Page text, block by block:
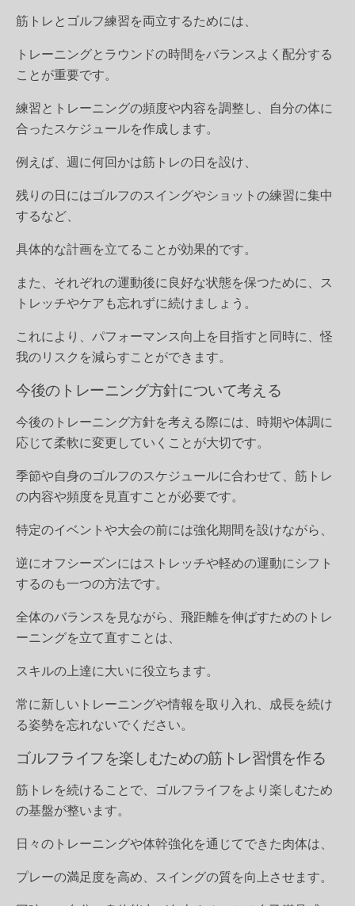
筋トレとゴルフ練習を両立するためには、
トレーニングとラウンドの時間をバランスよく配分する
ことが重要です。
練習とトレーニングの頻度や内容を調整し、自分の体に
合ったスケジュールを作成します。
例えば、週に何回かは筋トレの日を設け、
残りの日にはゴルフのスイングやショットの練習に集中
するなど、
具体的な計画を立てることが効果的です。
また、それぞれの運動後に良好な状態を保つために、ス
トレッチやケアも忘れずに続けましょう。
これにより、パフォーマンス向上を目指すと同時に、怪
我のリスクを減らすことができます。
今後のトレーニング方針について考える
今後のトレーニング方針を考える際には、時期や体調に
応じて柔軟に変更していくことが大切です。
季節や自身のゴルフのスケジュールに合わせて、筋トレ
の内容や頻度を見直すことが必要です。
特定のイベントや大会の前には強化期間を設けながら、
逆にオフシーズンにはストレッチや軽めの運動にシフト
するのも一つの方法です。
全体のバランスを見ながら、飛距離を伸ばすためのトレ
ーニングを立て直すことは、
スキルの上達に大いに役立ちます。
常に新しいトレーニングや情報を取り入れ、成長を続け
る姿勢を忘れないでください。
ゴルフライフを楽しむための筋トレ習慣を作る
筋トレを続けることで、ゴルフライフをより楽しむため
の基盤が整います。
日々のトレーニングや体幹強化を通じてできた肉体は、
プレーの満足度を高め、スイングの質を向上させます。